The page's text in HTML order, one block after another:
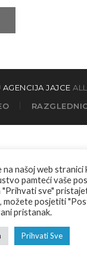
AGENCIJA JAJCE
našoj web stranici
pamteći vaše
"Prihvati sve"
možete posjetiti
pristanak.
Prihvati Sve